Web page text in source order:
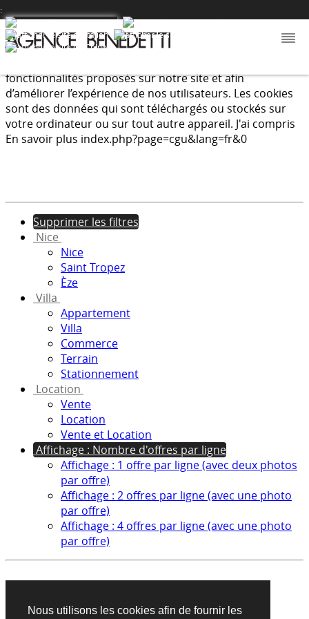
Nous utilisons les cookies afin de fournir les
fonctionnalités proposés sur notre site et afin
d’améliorer l’expérience de nos utilisateurs. Les cookies
sont des données qui sont téléchargés ou stockés sur
votre ordinateur ou sur tout autre appareil. J'ai compris
En savoir plus index.php?page=cgu&lang=fr&0
:
Supprimer les filtres
Nice
Nice
Saint Tropez
Èze
Villa
Appartement
Villa
Commerce
Terrain
Stationnement
Location
Vente
Location
Vente et Location
Affichage : Nombre d'offres par ligne
Affichage : 1 offre par ligne (avec deux photos
par offre)
Affichage : 2 offres par ligne (avec une photo
par offre)
Affichage : 4 offres par ligne (avec une photo
par offre)